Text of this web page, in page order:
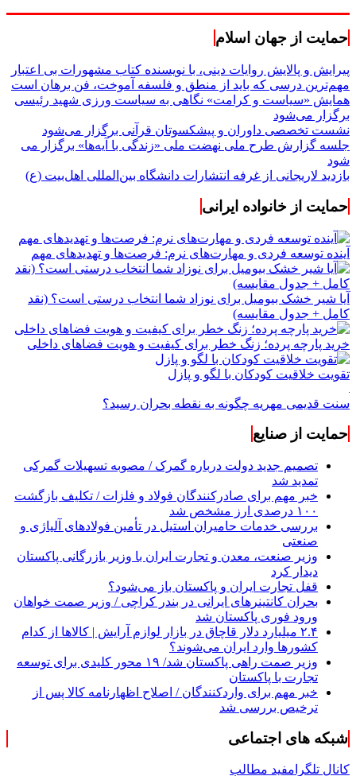
حمایت از جهان اسلام
پیرایش و پالایش روایات دینی، با نویسنده کتاب مشهورات بی اعتبار
مهم‌ترین درسی که باید از منطق و فلسفه آموخت، فن برهان است
همایش «سیاست و کرامت» نگاهی به سیاست ورزی شهید رئیسی
برگزار می‌شود
نشست تخصصی داوران و پیشکسوتان قرآنی برگزار می‌شود
جلسه گزارش طرح ملی نهضت ملی «زندگی با آیه‌ها» برگزار می
شود
بازدید لاریجانی از غرفه انتشارات دانشگاه بین‌المللی اهل‌بیت (ع)
حمایت از خانواده ایرانی
آینده توسعه فردی و مهارت‌های نرم: فرصت‌ها و تهدیدهای مهم
آیا شیر خشک بیومیل برای نوزاد شما انتخاب درستی است؟ (نقد
کامل + جدول مقایسه)
خرید پارچه پرده؛ زنگ خطر برای کیفیت و هویت فضاهای داخلی
تقویت خلاقیت کودکان با لگو و پازل
سنت قدیمی مهریه چگونه به نقطه بحران رسید؟
حمایت از صنایع
تصمیم جدید دولت درباره گمرک / مصوبه تسهیلات گمرکی
تمدید شد
خبر مهم برای صادرکنندگان فولاد و فلزات / تکلیف بازگشت
۱۰۰ درصدی ارز مشخص شد
بررسی خدمات حامیران استیل در تأمین فولادهای آلیاژی و
صنعتی
وزیر صنعت، معدن و تجارت ایران با وزیر بازرگانی پاکستان
دیدار کرد
قفل تجارت ایران و پاکستان باز می‌شود؟
بحران کانتینر‌های ایرانی در بندر کراچی / وزیر صمت خواهان
ورود فوری پاکستان شد
۲.۴ میلیارد دلار قاچاق در بازار لوازم آرایش | کالاها از کدام
کشورها وارد ایران می‌شوند؟
وزیر صمت راهی پاکستان شد/ ۱۹ محور کلیدی برای توسعه
تجارت با پاکستان
خبر مهم برای واردکنندگان / اصلاح اظهارنامه کالا پس از
ترخیص بررسی شد
شبکه های اجتماعی
کانال تلگرامفید مطالب